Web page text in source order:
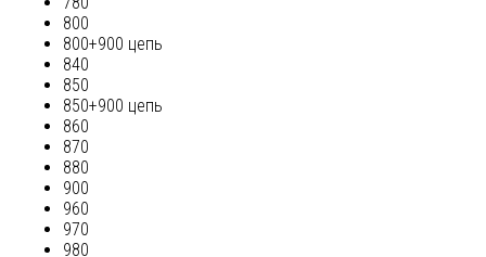
800
800+900 цепь
840
850
850+900 цепь
860
870
880
900
960
970
980